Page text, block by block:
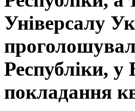
Універсалу
Республіки, у
покладання